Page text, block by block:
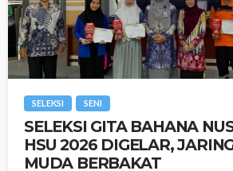
SELEKSI SENI
SELEKSI GITA BAHANA
HSU 2026 DIGELAR,
MUDA BERBAKAT